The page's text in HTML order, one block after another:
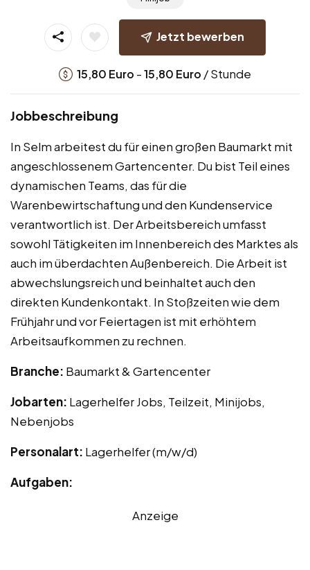
Jetzt bewerben
15,80 Euro -15,80 Euro / Stunde
Jobbeschreibung
In Selm arbeitest du für einen großen Baumarkt mit
angeschlossenem Gartencenter. Du bist Teil eines
dynamischen Teams, das für die
Warenbewirtschaftung und den Kundenservice
verantwortlich ist. Der Arbeitsbereich umfasst
sowohl Tätigkeiten im Innenbereich des Marktes als
auch im überdachten Außenbereich. Die Arbeit ist
abwechslungsreich und beinhaltet auch den
direkten Kundenkontakt. In Stoßzeiten wie dem
Frühjahr und vor Feiertagen ist mit erhöhtem
Arbeitsaufkommen zu rechnen.
Branche: Baumarkt & Gartencenter
Jobarten: Lagerhelfer Jobs, Teilzeit, Minijobs,
Nebenjobs
Personalart: Lagerhelfer (m/w/d)
Aufgaben:
Anzeige